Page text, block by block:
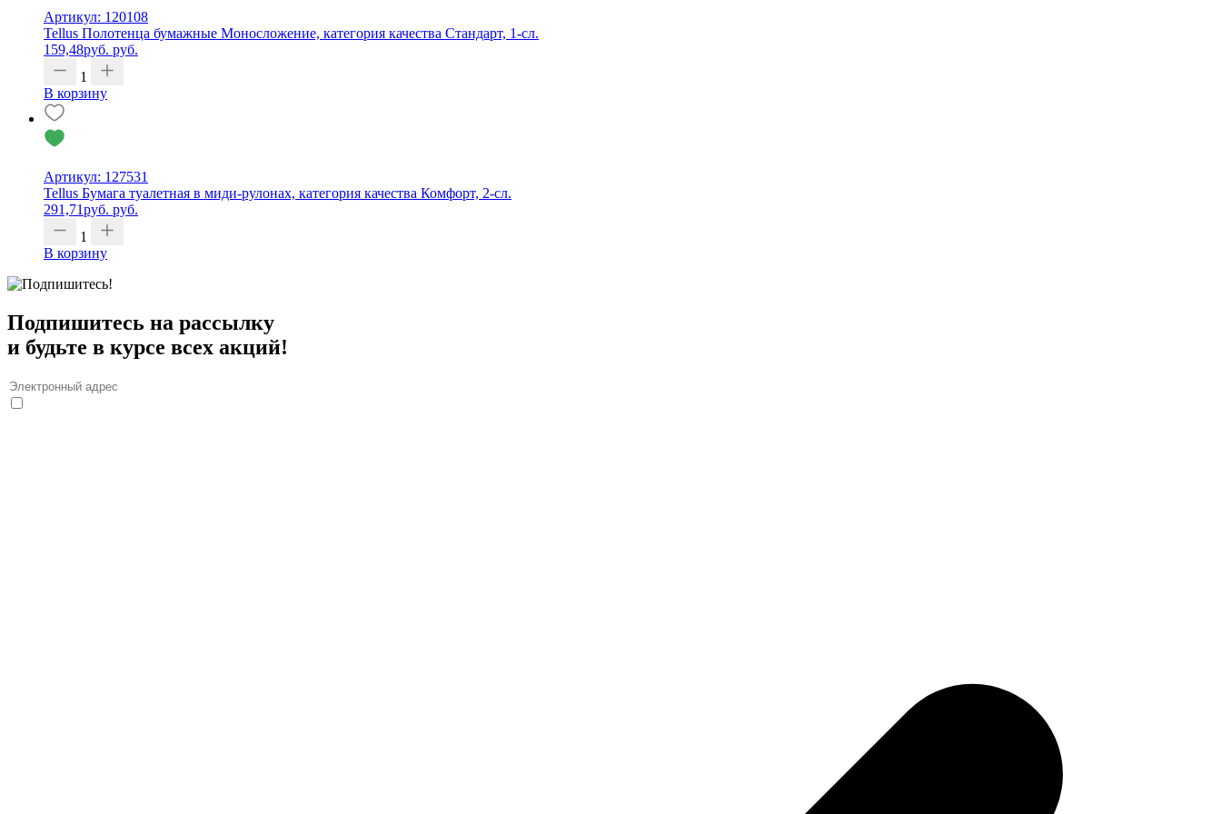
Артикул: 120108
Tellus Полотенца бумажные Моносложение, категория качества Стандарт, 1-сл.
159,48руб. руб.
1
В корзину
Артикул: 127531
Tellus Бумага туалетная в миди-рулонах, категория качества Комфорт, 2-сл.
291,71руб. руб.
1
В корзину
Подпишитесь на рассылку
и будьте в курсе всех акций!